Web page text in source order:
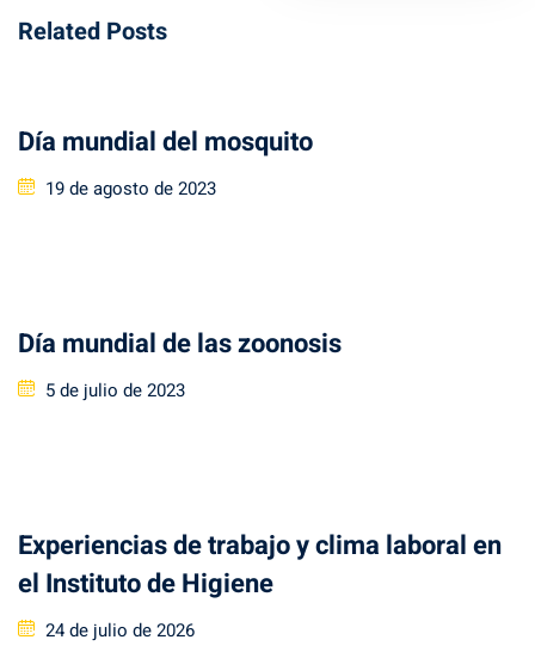
Related Posts
Día mundial del mosquito
Posted
19 de agosto de 2023
Día mundial de las zoonosis
Posted
5 de julio de 2023
Experiencias de trabajo y clima laboral en
el Instituto de Higiene
Posted
24 de julio de 2026